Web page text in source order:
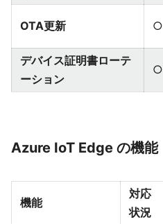
OTA更新 ○
デバイス証明書ローテ
ーション
○
Azure IoT Edge の機能
機能
対応
状況